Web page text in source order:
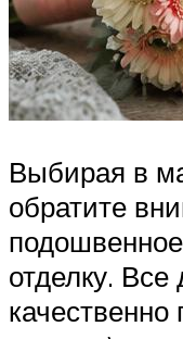
Выбирая в
обратите
отделку.